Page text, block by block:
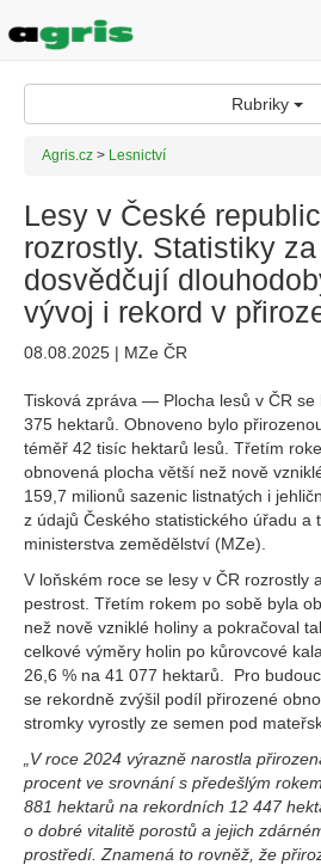
Rubriky
Agris.cz > Lesnictví
Lesy v České
rozrostly. Statistiky
dosvědčují
vývoj i rekord v
08.08.2025 | MZe ČR
Tisková zpráva — Plocha lesů v ČR se
375 hektarů. Obnoveno bylo
téměř 42 tisíc hektarů lesů. Třetím
obnovená plocha větší než nově
159,7 milionů sazenic listnatých i
z údajů Českého statistického úřadu a
ministerstva zemědělství (MZe).
V loňském roce se lesy v ČR rozrostly
pestrost. Třetím rokem po sobě byla
než nově vzniklé holiny a pokračoval
celkové výměry holin po kůrovcové
26,6 % na 41 077 hektarů. Pro
se rekordně zvýšil podíl přirozené
stromky vyrostly ze semen pod
„V roce 2024 výrazně narostla
procent ve srovnání s předešlým
881 hektarů na rekordních 12 447
o dobré vitalitě porostů a jejich
prostředí. Znamená to rovněž, že